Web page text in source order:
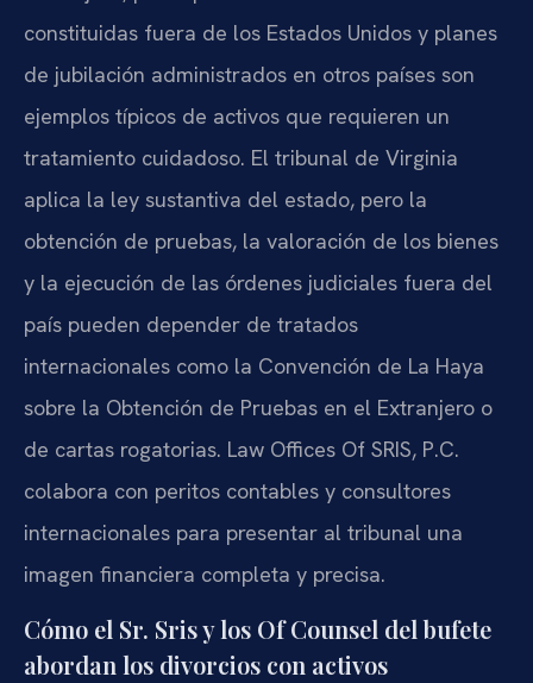
constituidas fuera de los Estados Unidos y planes
de jubilación administrados en otros países son
ejemplos típicos de activos que requieren un
tratamiento cuidadoso. El tribunal de Virginia
aplica la ley sustantiva del estado, pero la
obtención de pruebas, la valoración de los bienes
y la ejecución de las órdenes judiciales fuera del
país pueden depender de tratados
internacionales como la Convención de La Haya
sobre la Obtención de Pruebas en el Extranjero o
de cartas rogatorias. Law Offices Of SRIS, P.C.
colabora con peritos contables y consultores
internacionales para presentar al tribunal una
imagen financiera completa y precisa.
Cómo el Sr. Sris y los Of Counsel del bufete
abordan los divorcios con activos